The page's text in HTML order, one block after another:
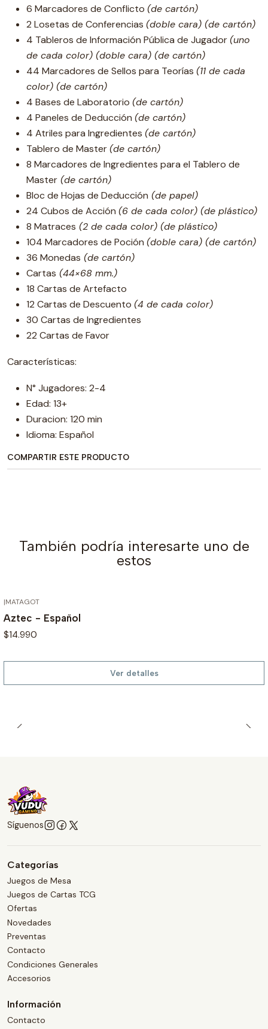
6 Marcadores de Conflicto (de cartón)
2 Losetas de Conferencias (doble cara) (de cartón)
4 Tableros de Información Pública de Jugador(uno
de cada color) (doble cara) (de cartón)
44 Marcadores de Sellos para Teorías (11 de cada
color) (de cartón)
4 Bases de Laboratorio (de cartón)
4 Paneles de Deducción (de cartón)
4 Atriles para Ingredientes (de cartón)
Tablero de Master(de cartón)
8 Marcadores de Ingredientes para el Tablero de
Master (de cartón)
Bloc de Hojas de Deducción (de papel)
24 Cubos de Acción (6 de cada color) (de plástico)
8 Matraces (2 de cada color) (de plástico)
104 Marcadores de Poción (doble cara) (de cartón)
36 Monedas (de cartón)
Cartas (44×68 mm.)
18 Cartas de Artefacto
12 Cartas de Descuento (4 de cada color)
30 Cartas de Ingredientes
22 Cartas de Favor
Características:
N° Jugadores: 2-4
Edad: 13+
Duracion: 120 min
Idioma: Español
COMPARTIR ESTE PRODUCTO
También podría interesarte uno de
estos
|MATAGOT
Aztec - Español
$14.990
Ver detalles
Síguenos
Categorías
Juegos de Mesa
Juegos de Cartas TCG
Ofertas
Novedades
Preventas
Contacto
Condiciones Generales
Accesorios
Información
Contacto